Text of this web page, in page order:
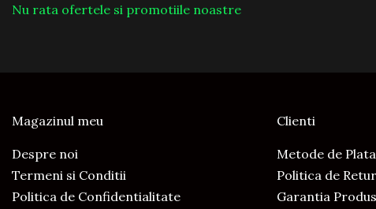
Nu rata ofertele si promotiile noastre
Magazinul meu
Despre noi
Termeni si Conditii
Politica de Confidentialitate
Clienti
Metode de Plata
Politica de Retur
Garantia